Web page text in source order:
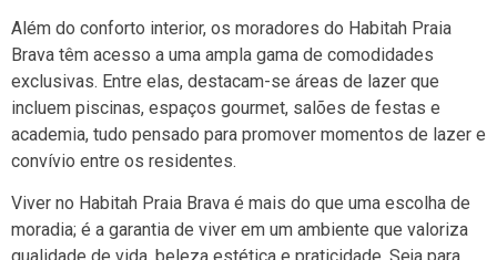
Além do conforto interior, os moradores do Habitah Praia
Brava têm acesso a uma ampla gama de comodidades
exclusivas. Entre elas, destacam-se áreas de lazer que
incluem piscinas, espaços gourmet, salões de festas e
academia, tudo pensado para promover momentos de lazer e
convívio entre os residentes.
Viver no Habitah Praia Brava é mais do que uma escolha de
moradia; é a garantia de viver em um ambiente que valoriza